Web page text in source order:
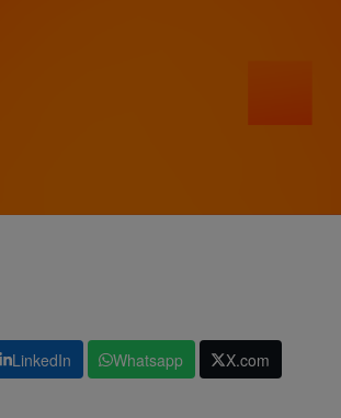
LinkedIn Whatsapp X.com